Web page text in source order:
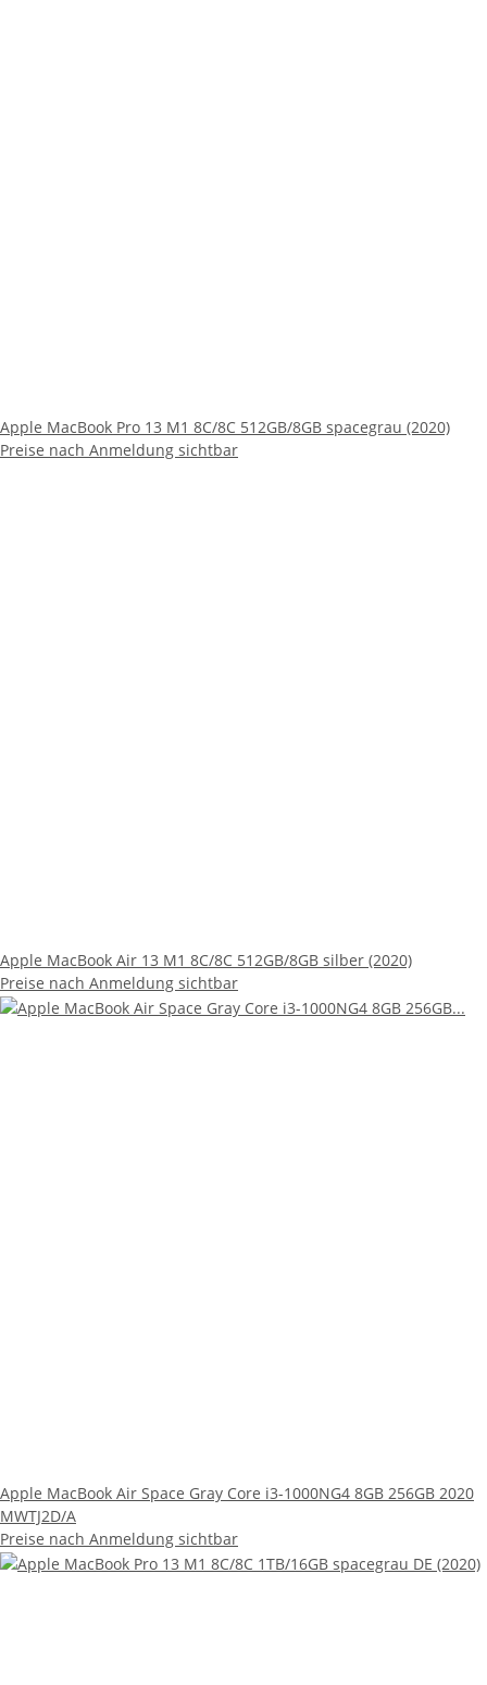
Apple MacBook Pro 13 M1 8C/8C 512GB/8GB spacegrau (2020)
Preise nach Anmeldung sichtbar
Apple MacBook Air 13 M1 8C/8C 512GB/8GB silber (2020)
Preise nach Anmeldung sichtbar
Apple MacBook Air Space Gray Core i3-1000NG4 8GB 256GB 2020
MWTJ2D/A
Preise nach Anmeldung sichtbar